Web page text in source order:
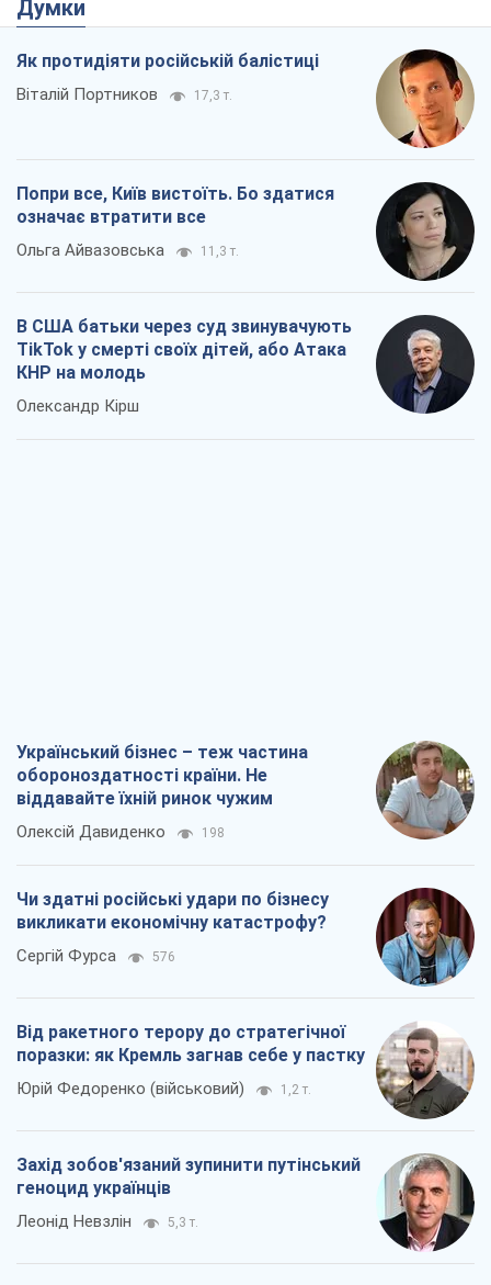
Думки
Як протидіяти російській балістиці
Віталій Портников 17,3 т.
Попри все, Київ вистоїть. Бо здатися
означає втратити все
Ольга Айвазовська 11,3 т.
В США батьки через суд звинувачують
TikTok у смерті своїх дітей, або Атака
КНР на молодь
Олександр Кірш
Український бізнес – теж частина
обороноздатності країни. Не
віддавайте їхній ринок чужим
Олексій Давиденко 198
Чи здатні російські удари по бізнесу
викликати економічну катастрофу?
Сергій Фурса 576
Від ракетного терору до стратегічної
поразки: як Кремль загнав себе у пастку
Юрій Федоренко (військовий) 1,2 т.
Захід зобов'язаний зупинити путінський
геноцид українців
Леонід Невзлін 5,3 т.